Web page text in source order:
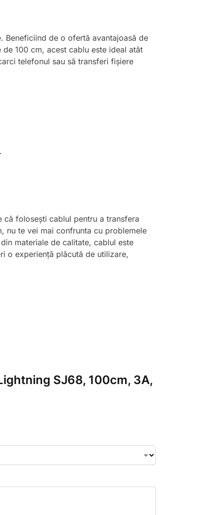
Beneficiind de o ofertă avantajoasă de
100 cm, acest cablu este ideal atât
telefonul sau să transferi fișiere
folosești cablul pentru a transfera
nu te vei mai confrunta cu problemele
materiale de calitate, cablul este
o experiență plăcută de utilizare,
SJ68, 100cm, 3A,